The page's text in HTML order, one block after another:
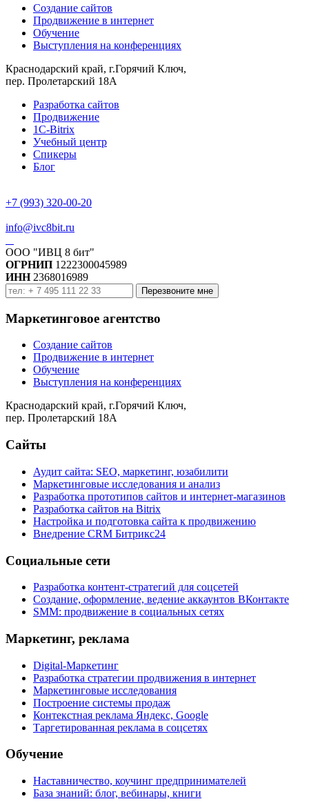
Создание сайтов
Продвижение в интернет
Обучение
Выступления на конференциях
Краснодарский край, г.Горячий Ключ,
пер. Пролетарский 18А
Разработка сайтов
Продвижение
1С-Bitrix
Учебный центр
Спикеры
Блог
+7 (993) 320-00-20
info@ivc8bit.ru
ООО "ИВЦ 8 бит"
ОГРНИП 1222300045989
ИНН 2368016989
Перезвоните мне
Маркетинговое агентство
Создание сайтов
Продвижение в интернет
Обучение
Выступления на конференциях
Краснодарский край, г.Горячий Ключ,
пер. Пролетарский 18А
Сайты
Аудит сайта: SEO, маркетинг, юзабилити
Маркетинговые исследования и анализ
Разработка прототипов сайтов и интернет-магазинов
Разработка сайтов на Bitrix
Настройка и подготовка сайта к продвижению
Внедрение CRM Битрикс24
Социальные сети
Разработка контент-стратегий для соцсетей
Создание, оформление, ведение аккаунтов ВКонтакте
SMM: продвижение в социальных сетях
Маркетинг, реклама
Digital-Маркетинг
Разработка стратегии продвижения в интернет
Маркетинговые исследования
Построение системы продаж
Контекстная реклама Яндекс, Google
Таргетированная реклама в соцсетях
Обучение
Наставничество, коучинг предпринимателей
База знаний: блог, вебинары, книги